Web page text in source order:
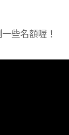
些名額喔！